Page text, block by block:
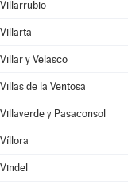
Villarrubio
Villarta
Villar y Velasco
Villas de la Ventosa
Villaverde y Pasaconsol
Víllora
Vindel